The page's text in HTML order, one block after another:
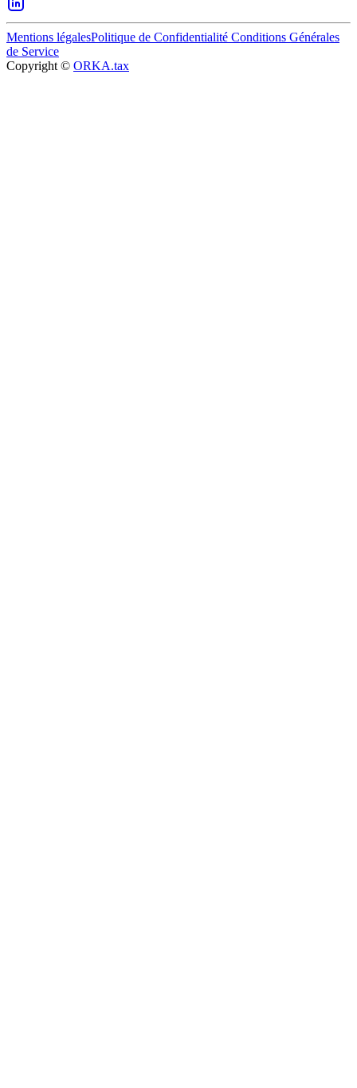
Mentions légalesPolitique de Confidentialité Conditions Générales
de Service
Copyright © ORKA.tax